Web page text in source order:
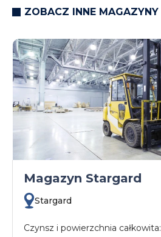
ZOBACZ INNE MAGAZYNY
Magazyn Stargard
Stargard
Czynsz i powierzchnia całkowita: